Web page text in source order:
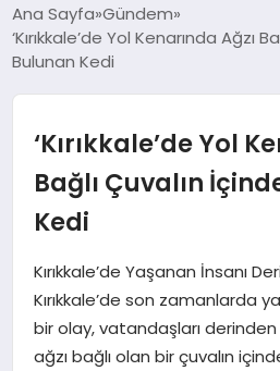
YAŞAM
GÜNDEM
SPOR
EKONOMI
Ana Sayfa Gündem
‘Kırıkkale’de Yol Kenarında Ağzı
Bulunan Kedi
‘Kırıkkale’de Yol
Bağlı Çuvalın
Kedi
Kırıkkale’de Yaşanan İnsanı
Kırıkkale’de son zamanlarda
bir olay, vatandaşları
ağzı bağlı olan bir çuvalın